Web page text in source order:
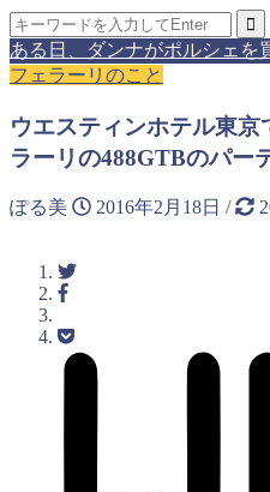
ある日、ダンナがポルシェを
フェラーリのこと
ウエスティンホテル東
ラーリの488GTBのパー
ぽる美 2016年2月18日 /